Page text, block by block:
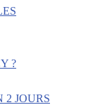
?
2 JOURS